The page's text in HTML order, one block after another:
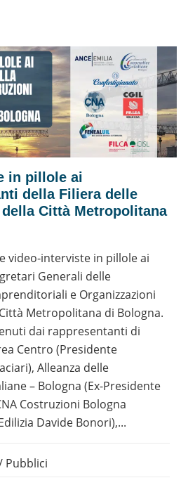
in pillole ai
della Filiera delle
Città Metropolitana
video-interviste in pillole ai
Generali delle
e Organizzazioni
Metropolitana di Bologna.
dai rappresentanti di
Centro (Presidente
Alleanza delle
– Bologna (Ex-Presidente
Costruzioni Bologna
Davide Bonori),...
Pubblici